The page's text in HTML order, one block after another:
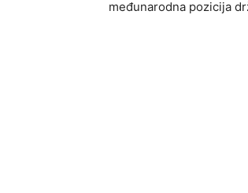
međunarodna pozicija